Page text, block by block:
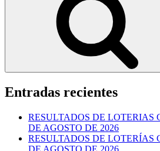
Entradas recientes
RESULTADOS DE LOTERIAS
DE AGOSTO DE 2026
RESULTADOS DE LOTERÍAS
DE AGOSTO DE 2026